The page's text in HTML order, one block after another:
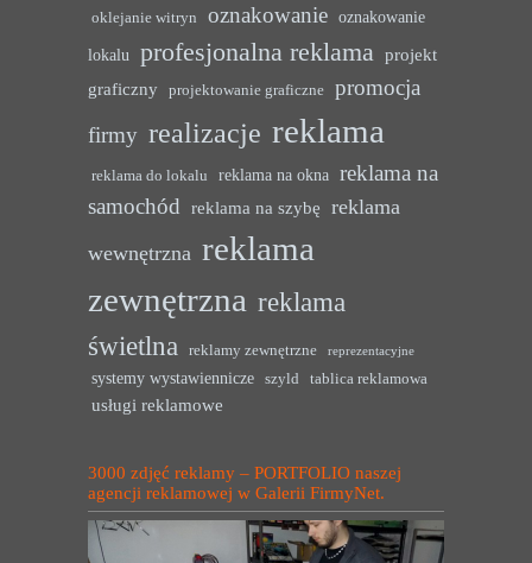
oklejanie witryn oznakowanie oznakowanie
lokalu profesjonalna reklama projekt
graficzny
projektowanie graficzne
promocja
firmy realizacje reklama
reklama do lokalu reklama na okna reklama na
samochód reklama na szybę reklama
wewnętrzna reklama
zewnętrzna reklama
świetlna
reklamy zewnętrzne reprezentacyjne
systemy wystawiennicze szyld tablica reklamowa
usługi reklamowe
3000 zdjęć reklamy – PORTFOLIO naszej
agencji reklamowej w Galerii FirmyNet.